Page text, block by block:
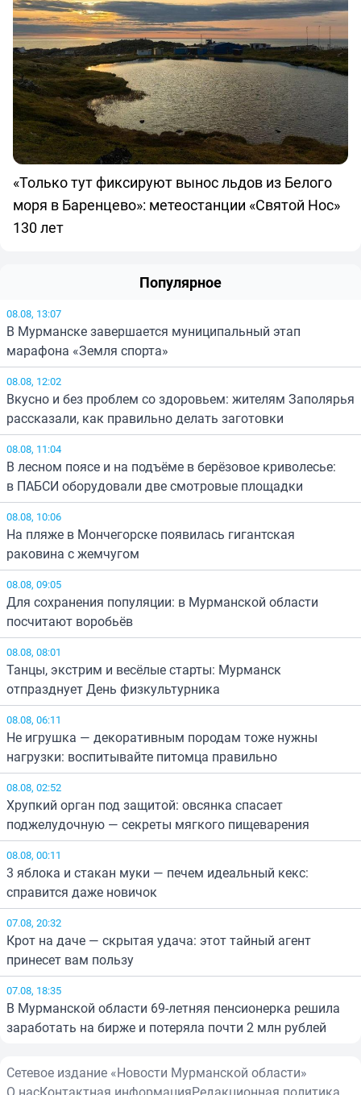
«Только тут фиксируют вынос льдов из Белого
моря в Баренцево»: метеостанции «Святой Нос»
130 лет
Популярное
08.08, 13:07
В Мурманске завершается муниципальный этап
марафона «Земля спорта»
08.08, 12:02
Вкусно и без проблем со здоровьем: жителям Заполярья
рассказали, как правильно делать заготовки
08.08, 11:04
В лесном поясе и на подъёме в берёзовое криволесье:
в ПАБСИ оборудовали две смотровые площадки
08.08, 10:06
На пляже в Мончегорске появилась гигантская
раковина с жемчугом
08.08, 09:05
Для сохранения популяции: в Мурманской области
посчитают воробьёв
08.08, 08:01
Танцы, экстрим и весёлые старты: Мурманск
отпразднует День физкультурника
08.08, 06:11
Не игрушка — декоративным породам тоже нужны
нагрузки: воспитывайте питомца правильно
08.08, 02:52
Хрупкий орган под защитой: овсянка спасает
поджелудочную — секреты мягкого пищеварения
08.08, 00:11
3 яблока и стакан муки — печем идеальный кекс:
справится даже новичок
07.08, 20:32
Крот на даче — скрытая удача: этот тайный агент
принесет вам пользу
07.08, 18:35
В Мурманской области 69-летняя пенсионерка решила
заработать на бирже и потеряла почти 2 млн рублей
Сетевое издание «Новости Мурманской области»